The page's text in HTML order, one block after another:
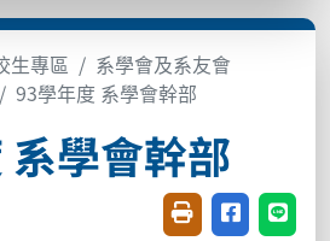
生專區
系學會及系友會
93學年度 系學會幹部
學會幹部
友善列印(開新視
分享至臉書
分享